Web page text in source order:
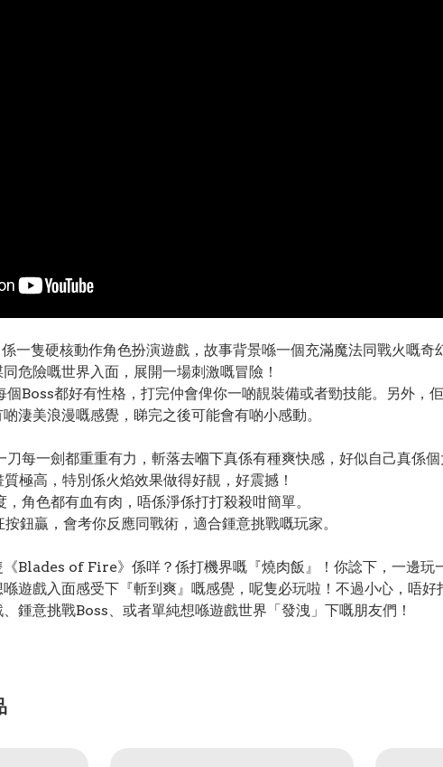
一隻硬核動作角色扮演遊戲，故事背景喺一個充滿魔法同戰火嘅
危險嘅世界入面，展開一場刺激嘅冒險！
Boss都好有性格，打完仲會俾你一啲靚裝備或者勁技能。另外，
淒美浪漫嘅感覺，睇完之後可能會有啲小感動。
刀每一劍都重重有力，斬落去嗰下真係有種爽快感，好似自己真係個
極高，特別係火焰效果做得好靚，好震撼！
角色都有血有肉，唔係淨係打打殺殺咁簡單。
鈕贏，會考你反應同戰術，適合鍾意挑戰嘅玩家。
《Blades of Fire》係咩？係打機界嘅『燒肉飯』！你諗下，一邊
遊戲入面感受下『斬到爽』嘅感覺，呢隻必玩啦！不過小心，唔好
鍾意挑戰Boss、或者單純想喺遊戲世界「發洩」下嘅朋友們！